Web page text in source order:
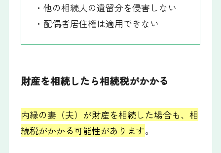
・他の相続人の遺留分を侵害しない
・配偶者居住権は適用できない
財産を相続したら相続税がかかる
内縁の妻（夫）が財産を相続した場合も、相
続税がかかる可能性があります。